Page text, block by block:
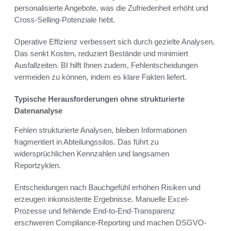
personalisierte Angebote, was die Zufriedenheit erhöht und
Cross-Selling-Potenziale hebt.
Operative Effizienz verbessert sich durch gezielte Analysen.
Das senkt Kosten, reduziert Bestände und minimiert
Ausfallzeiten. BI hilft Ihnen zudem, Fehlentscheidungen
vermeiden zu können, indem es klare Fakten liefert.
Typische Herausforderungen ohne strukturierte
Datenanalyse
Fehlen strukturierte Analysen, bleiben Informationen
fragmentiert in Abteilungssilos. Das führt zu
widersprüchlichen Kennzahlen und langsamen
Reportzyklen.
Entscheidungen nach Bauchgefühl erhöhen Risiken und
erzeugen inkonsistente Ergebnisse. Manuelle Excel-
Prozesse und fehlende End-to-End-Transparenz
erschweren Compliance-Reporting und machen DSGVO-